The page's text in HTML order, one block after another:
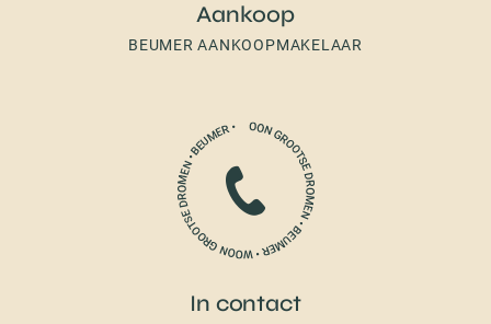
Aankoop
BEUMER AANKOOPMAKELAAR
In contact